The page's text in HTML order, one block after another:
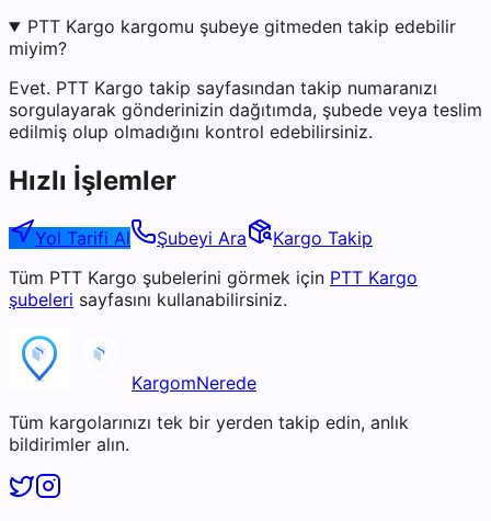
PTT Kargo kargomu şubeye gitmeden takip edebilir
miyim?
Evet. PTT Kargo takip sayfasından takip numaranızı
sorgulayarak gönderinizin dağıtımda, şubede veya teslim
edilmiş olup olmadığını kontrol edebilirsiniz.
Hızlı İşlemler
Yol Tarifi Al Şubeyi Ara
Kargo Takip
Tüm PTT Kargo şubelerini görmek için PTT Kargo
şubeleri sayfasını kullanabilirsiniz.
KargomNerede
Tüm kargolarınızı tek bir yerden takip edin, anlık
bildirimler alın.